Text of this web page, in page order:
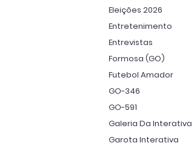
Eleições 2026
Entretenimento
Entrevistas
Formosa (GO)
Futebol Amador
GO-346
GO-591
Galeria Da Interativa
Garota Interativa